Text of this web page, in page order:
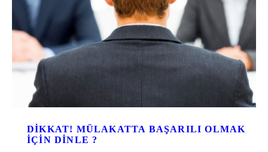
DIKKAT! MÜLAKATTA BAŞARILI OLMAK
IÇIN DINLE ?